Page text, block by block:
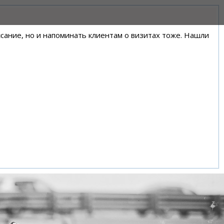
но и напоминать клиентам о визитах тоже. Нашли